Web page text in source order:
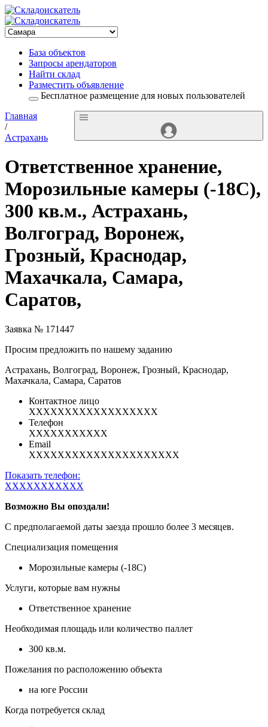
База объектов
Запросы арендаторов
Найти склад
Разместить объявление
Бесплатное размещение для новых пользователей
Главная
/
Астрахань
Ответственное хранение,
Морозильные камеры (-18С),
300 кв.м., Астрахань,
Волгоград, Воронеж,
Грозный, Краснодар,
Махачкала, Самара,
Саратов,
Заявка № 171447
Просим предложить по нашему заданию
Астрахань, Волгоград, Воронеж, Грозный, Краснодар,
Махачкала, Самара, Саратов
Контактное лицо
XXXXXXXXXXXXXXXXXX
Телефон
XXXXXXXXXXX
Email
XXXXXXXXXXXXXXXXXXXXX
Показать телефон:
XXXXXXXXXXX
Возможно Вы опоздали!
С предполагаемой даты заезда прошло более 3 месяцев.
Специализация помещения
Морозильные камеры (-18С)
Услуги, которые вам нужны
Ответственное хранение
Необходимая площадь или количество паллет
300 кв.м.
Пожелания по расположению объекта
на юге России
Когда потребуется склад